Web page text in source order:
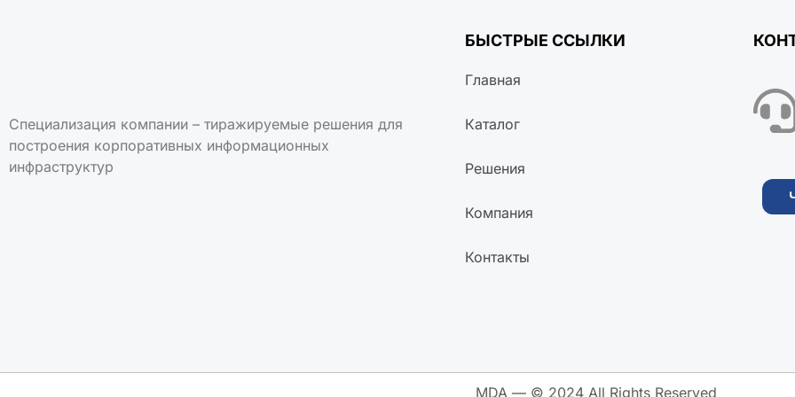
Специализация компании – тиражируемые решения для
построения корпоративных информационных
инфраструктур
БЫСТРЫЕ ССЫЛКИ
Главная
Каталог
Решения
Компания
Контакты
MDA — © 2024 All Rights Reserved